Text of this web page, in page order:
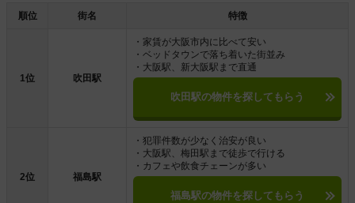
順位 街名 特徴
1位 吹田駅
・家賃が大阪市内に比べて安い
・ベッドタウンで落ち着いた街並み
・大阪駅、新大阪駅まで直通
吹田駅の物件を探してもらう
2位 福島駅
・犯罪件数が少なく治安が良い
・大阪駅、梅田駅まで徒歩で行ける
・カフェや飲食チェーンが多い
福島駅の物件を探してもらう